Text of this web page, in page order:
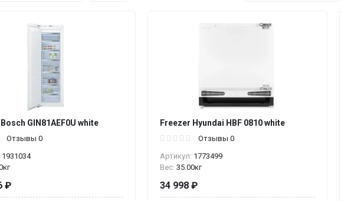
GIN81AEF0U white
Отзывы 0
1931034
₽
Freezer Hyundai HBF 0810 white
Отзывы 0
Артикул: 1773499
Вес: 35.00кг
34 998 ₽